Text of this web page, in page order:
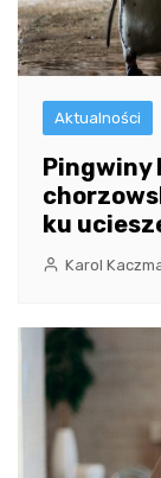
Aktualności
Pingwiny
ku
Karol